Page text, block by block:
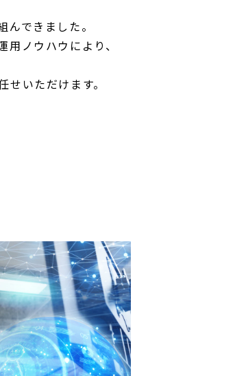
んできました。
ノウハウにより、
いただけます。